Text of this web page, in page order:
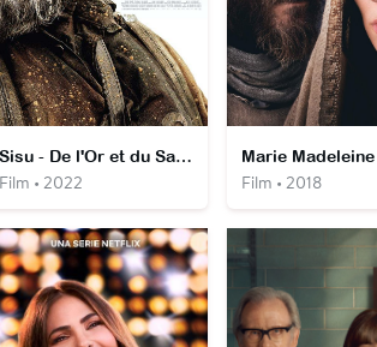
Sisu - De l'Or et du Sang
• 2022
Marie Madeleine
Film • 2018